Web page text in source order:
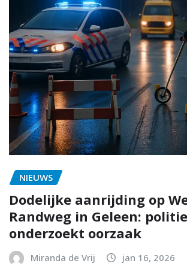
NIEUWS
Dodelijke aanrijding op
Randweg in Geleen: politie
onderzoekt oorzaak
Miranda de Vrij jan 16, 2026